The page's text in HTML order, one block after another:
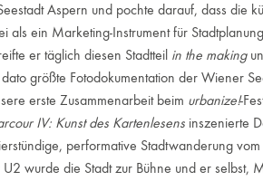
Aspern und pochte darauf, dass die
als ein Marketing-Instrument für
er täglich diesen Stadtteil in the making
größte Fotodokumentation der Wiener
erste Zusammenarbeit beim urbanize!-
IV: Kunst des Kartenlesensinszenierte
performative Stadtwanderung
wurde die Stadt zur Bühne und er selbst,